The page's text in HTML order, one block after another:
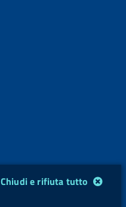
Chiudi e rifiuta tutto